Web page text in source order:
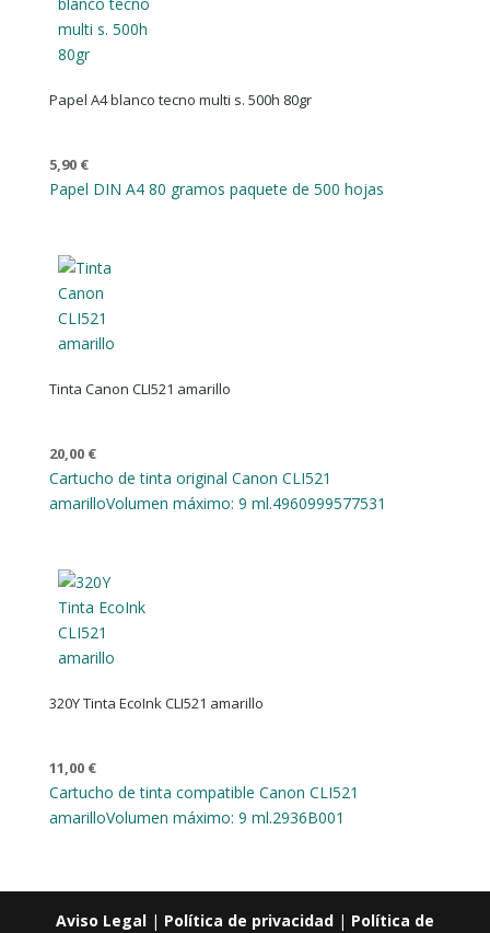
Papel A4 blanco tecno multi s. 500h 80gr
5,90 €
Papel DIN A4 80 gramos paquete de 500 hojas
Tinta Canon CLI521 amarillo
20,00 €
Cartucho de tinta original Canon CLI521
amarilloVolumen máximo: 9 ml.4960999577531
320Y Tinta EcoInk CLI521 amarillo
11,00 €
Cartucho de tinta compatible Canon CLI521
amarilloVolumen máximo: 9 ml.2936B001
Aviso Legal| Política de privacidad| Política de